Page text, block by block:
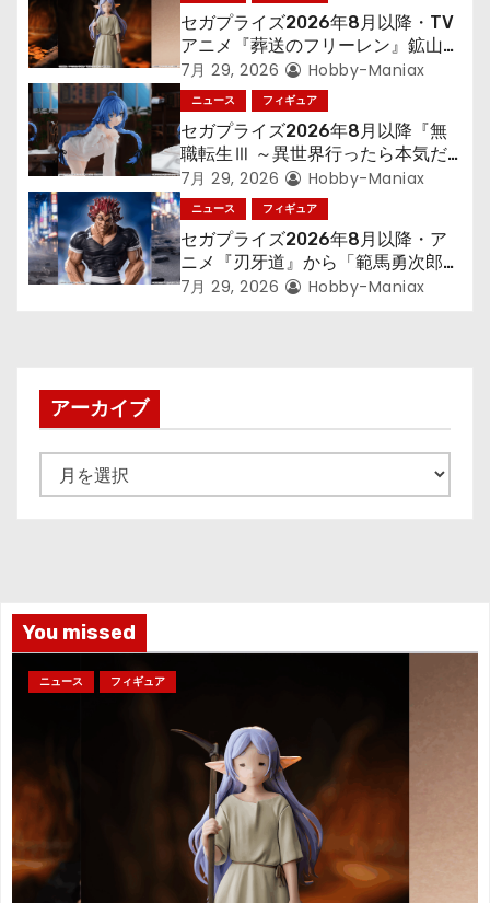
ー
シ
ョ
ン
セガプライズ2026年8月以降・TV
アニメ『葬送のフリーレン』鉱山で
300年働くことになっっちゃった
「フリーレン」を立体化！
7月 29, 2026 Hobby-Maniax
ニュース フィギュア
セガプライズ2026年8月以降『無
職転生Ⅲ ～異世界行ったら本気だ
す～』から「ロキシー」のフィギュ
アが登場！
7月 29, 2026 Hobby-Maniax
ニュース フィギュア
セガプライズ2026年8月以降・ア
ニメ『刃牙道』から「範馬勇次郎」
が登場ッッ!!
7月 29, 2026 Hobby-Maniax
アーカイブ
ー
You missed
ニュース フィギュア